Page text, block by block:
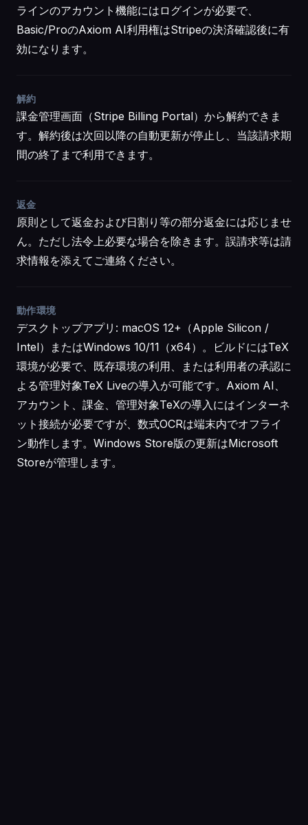
ラインのアカウント機能にはログインが必要で、
Basic/ProのAxiom AI利用権はStripeの決済確認後に有
効になります。
解約
課金管理画面（Stripe Billing Portal）から解約できま
す。解約後は次回以降の自動更新が停止し、当該請求期
間の終了まで利用できます。
返金
原則として返金および日割り等の部分返金には応じませ
ん。ただし法令上必要な場合を除きます。誤請求等は請
求情報を添えてご連絡ください。
動作環境
デスクトップアプリ: macOS 12+（Apple Silicon /
Intel）またはWindows 10/11（x64）。ビルドにはTeX
環境が必要で、既存環境の利用、または利用者の承認に
よる管理対象TeX Liveの導入が可能です。Axiom AI、
アカウント、課金、管理対象TeXの導入にはインターネ
ット接続が必要ですが、数式OCRは端末内でオフライ
ン動作します。Windows Store版の更新はMicrosoft
Storeが管理します。